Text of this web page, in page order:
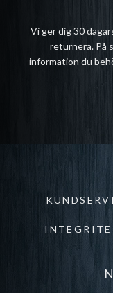
Vi ger dig 30
returnera. På
information du